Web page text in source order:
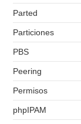
Parted
Particiones
PBS
Peering
Permisos
phpIPAM